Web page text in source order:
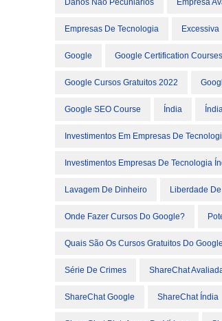
Danos Não Pecuniários Empresa
Empresas De Tecnologia Excessiva
Google Google Certification Courses
Google Cursos Gratuitos 2022
Google SEO Course Índia
Investimentos Em Empresas De
Investimentos Empresas De Tecnologia
Lavagem De Dinheiro Liberdade
Onde Fazer Cursos Do Google?
Quais São Os Cursos Gratuitos Do
Série De Crimes ShareChat
ShareChat Google ShareChat Índia